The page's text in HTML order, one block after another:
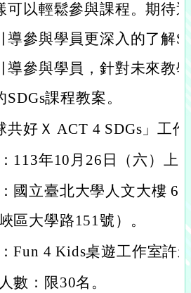
可以輕鬆參與課程。期待
導參與學員更深入的了解
導參與學員，針對未來教
SDGs課程教案。
共好Ｘ ACT 4 SDGs」工
113年10月26日（六）上
國立臺北大學人文大樓 6
區大學路151號）。
Fun 4 Kids桌遊工作室許
數：限30名。